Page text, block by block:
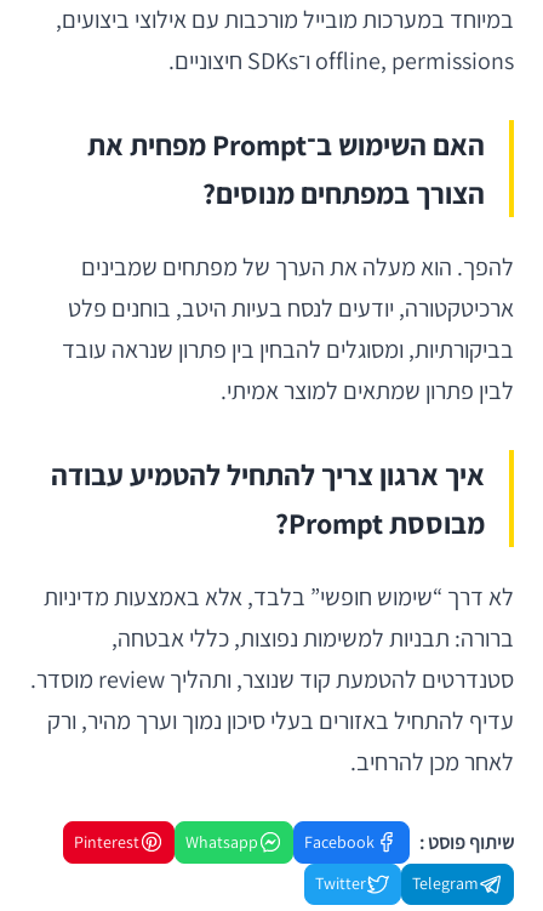
במיוחד במערכות מובייל מורכבות עם אילוצי ביצועים,
offline, permissions ו־SDKs חיצוניים.
האם השימוש ב־Prompt מפחית את
הצורך במפתחים מנוסים?
להפך. הוא מעלה את הערך של מפתחים שמבינים
ארכיטקטורה, יודעים לנסח בעיות היטב, בוחנים פלט
בביקורתיות, ומסוגלים להבחין בין פתרון שנראה עובד
לבין פתרון שמתאים למוצר אמיתי.
איך ארגון צריך להתחיל להטמיע עבודה
מבוססת Prompt?
לא דרך “שימוש חופשי” בלבד, אלא באמצעות מדיניות
ברורה: תבניות למשימות נפוצות, כללי אבטחה,
סטנדרטים להטמעת קוד שנוצר, ותהליך review מוסדר.
עדיף להתחיל באזורים בעלי סיכון נמוך וערך מהיר, ורק
לאחר מכן להרחיב.
שיתוף פוסט : Facebook
Whatsapp
Pinterest
Telegram
Twitter